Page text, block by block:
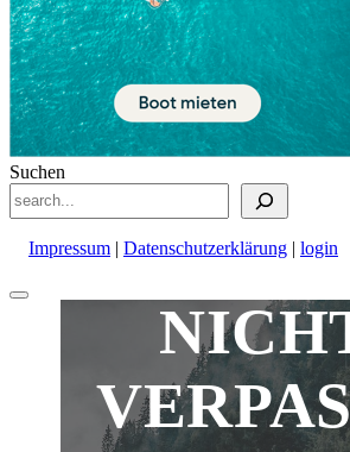
Suchen
Impressum | Datenschutzerklärung | login
Nach